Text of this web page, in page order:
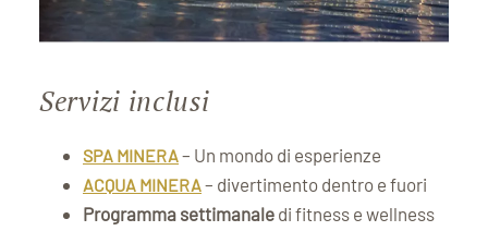
Servizi inclusi
SPA MINERA– Un mondo di esperienze
ACQUA MINERA– divertimento dentro e fuori
Programma settimanale di fitness e wellness